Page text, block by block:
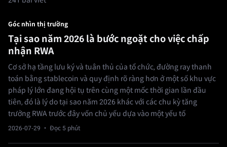
Góc nhìn thị trường
Tại sao năm 2026 là bước ngoặt cho việc chấp
nhận RWA
Cơ sở hạ tầng lưu ký và tuân thủ của tổ chức, đường ray thanh
toán bằng stablecoin và quy định rõ ràng hơn ở một số khu vực
pháp lý lớn đang hội tụ trên cùng một mốc thời gian lần đầu
tiên, đó là lý do tại sao năm 2026 khác với các chu kỳ tăng
trưởng RWA trước đây vốn chủ yếu dựa vào một yếu tố
2026-07-29 · Đọc 5 phút